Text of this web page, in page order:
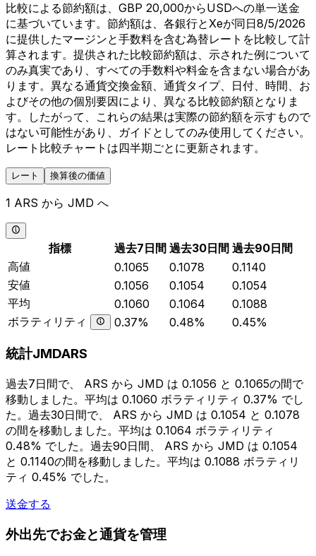
比較による節約額は、GBP 20,000からUSDへの単一送金
に基づいています。節約額は、各銀行とXeが同日8/5/2026
に提供したマージンと手数料を含む為替レートを比較して計
算されます。提供された比較節約額は、示された例について
のみ真実であり、すべての手数料や料金を含まない場合があ
ります。異なる通貨交換金額、通貨タイプ、日付、時間、お
よびその他の個別要因により、異なる比較節約額となりま
す。したがって、これらの結果は実際の節約額を示すもので
はない可能性があり、ガイドとしてのみ使用してください。
レート比較チャートは四半期ごとに更新されます。
レート 換算後の価値
1 ARS から JMD へ
指標 過去7日間 過去30日間 過去90日間
高値
0.1065 0.1078
0.1140
安値
0.1056 0.1054
0.1054
平均
0.1060 0.1064
0.1088
ボラティリティ
0.37% 0.48% 0.45%
統計JMDARS
過去7日間で、 ARS から JMD は 0.1056 と 0.1065の間で
移動しました。平均は 0.1060 ボラティリティ 0.37% でし
た。過去30日間で、 ARS から JMD は 0.1054 と 0.1078
の間を移動しました。平均は 0.1064 ボラティリティ
0.48% でした。過去90日間、 ARS から JMD は 0.1054
と 0.1140の間を移動しました。平均は 0.1088 ボラティリ
ティ 0.45% でした。
送金する
外出先でお金と通貨を管理